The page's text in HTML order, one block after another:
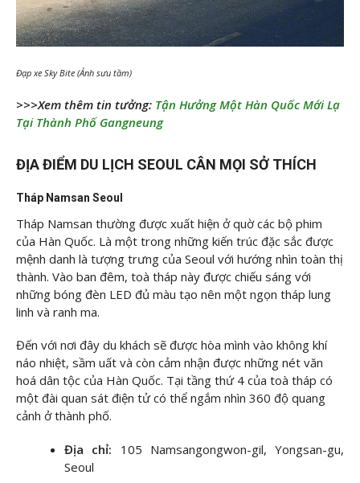
Đạp xe Sky Bite (Ảnh sưu tầm)
>>>Xem thêm tin tưởng: Tận Hưởng Một Hàn Quốc Mới Lạ
Tại Thành Phố Gangneung
ĐỊA ĐIỂM DU LỊCH SEOUL CÂN MỌI SỞ THÍCH
Tháp Namsan Seoul
Tháp Namsan thường được xuất hiện ở quờ các bộ phim
của Hàn Quốc. Là một trong những kiến trúc đặc sắc được
mệnh danh là tượng trưng của Seoul với hướng nhìn toàn thị
thành. Vào ban đêm, toà tháp này được chiếu sáng với
những bóng đèn LED đủ màu tạo nên một ngọn tháp lung
linh và ranh ma.
Đến với nơi đây du khách sẽ được hòa mình vào không khí
náo nhiệt, sầm uất và còn cảm nhận được những nét văn
hoá dân tộc của Hàn Quốc. Tại tầng thứ 4 của toà tháp có
một đài quan sát điện tử có thể ngắm nhìn 360 độ quang
cảnh ở thành phố.
Địa chỉ:
105 Namsangongwon-gil, Yongsan-gu,
Seoul